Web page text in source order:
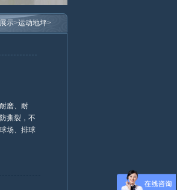
示>运动地坪>
磨、耐
撕裂，不
场、排球